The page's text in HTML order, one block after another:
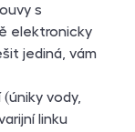
s
elektronicky
jediná, vám
vody,
linku